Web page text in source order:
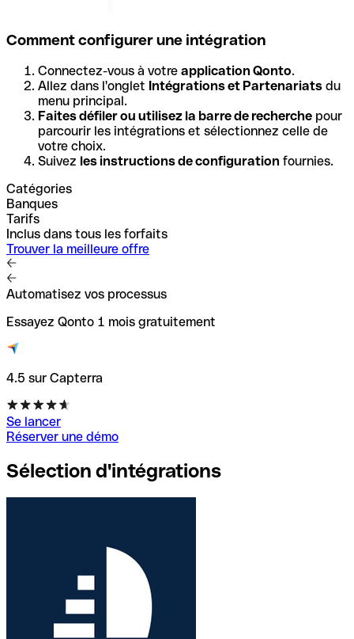
Comment configurer une intégration
Connectez-vous à votre application Qonto.
Allez dans l'onglet Intégrations et Partenariats du
menu principal.
Faites défiler ou utilisez la barre de recherche pour
parcourir les intégrations et sélectionnez celle de
votre choix.
Suivez les instructions de configuration fournies.
Catégories
Banques
Tarifs
Inclus dans tous les forfaits
Trouver la meilleure offre
Automatisez vos processus
Essayez Qonto 1 mois gratuitement
4.5 sur Capterra
Se lancer
Réserver une démo
Sélection d'intégrations